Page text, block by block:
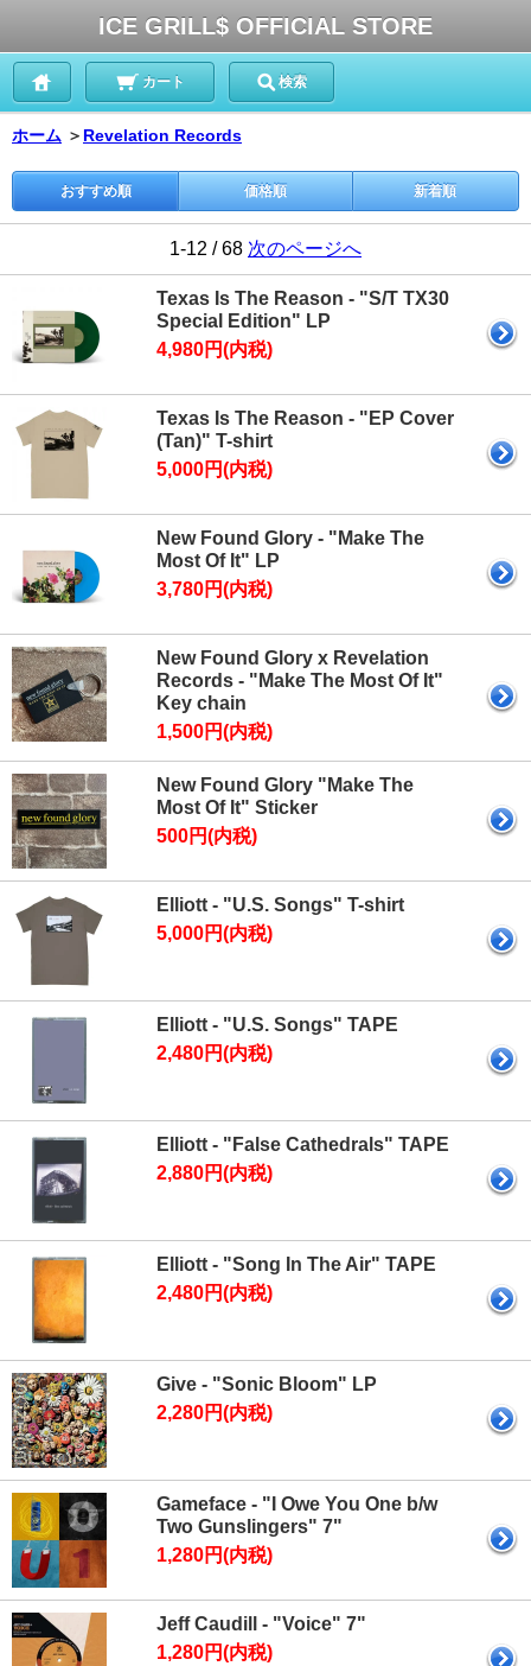
ICE GRILL$ OFFICIAL STORE
カート 検索
ホーム ＞ Revelation Records
おすすめ順 価格順 新着順
1-12 / 68 次のページへ
Texas Is The Reason - "S/T TX30
Special Edition" LP
4,980円(内税)
Texas Is The Reason - "EP Cover
(Tan)" T-shirt
5,000円(内税)
New Found Glory - "Make The
Most Of It" LP
3,780円(内税)
New Found Glory x Revelation
Records - "Make The Most Of It"
Key chain
1,500円(内税)
New Found Glory "Make The
Most Of It" Sticker
500円(内税)
Elliott - "U.S. Songs" T-shirt
5,000円(内税)
Elliott - "U.S. Songs" TAPE
2,480円(内税)
Elliott - "False Cathedrals" TAPE
2,880円(内税)
Elliott - "Song In The Air" TAPE
2,480円(内税)
Give - "Sonic Bloom" LP
2,280円(内税)
Gameface - "I Owe You One b/w
Two Gunslingers" 7"
1,280円(内税)
Jeff Caudill - "Voice" 7"
1,280円(内税)